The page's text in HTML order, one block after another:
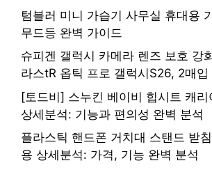
텀블러 미니 가습기 사무실 휴대용
무드등 완벽 가이드
슈피겐 갤럭시 카메라 렌즈 보호 강
라스tR 옵틱 프로 갤럭시S26, 2매입
[토드비] 스누킨 베이비 힙시트 캐리
상세분석: 기능과 편의성 완벽 분석
플라스틱 핸드폰 거치대 스탠드 받
용 상세분석: 가격, 기능 완벽 분석